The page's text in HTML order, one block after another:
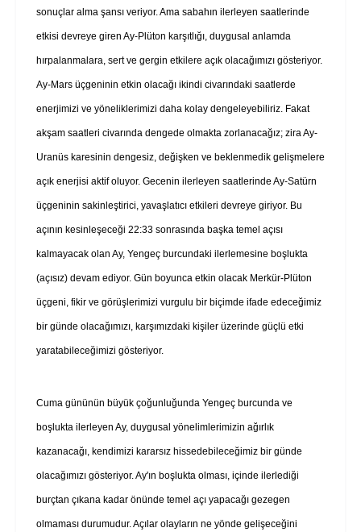
sonuçlar alma şansı veriyor. Ama sabahın ilerleyen saatlerinde
etkisi devreye giren Ay-Plüton karşıtlığı, duygusal anlamda
hırpalanmalara, sert ve gergin etkilere açık olacağımızı gösteriyor.
Ay-Mars üçgeninin etkin olacağı ikindi civarındaki saatlerde
enerjimizi ve yöneliklerimizi daha kolay dengeleyebiliriz. Fakat
akşam saatleri civarında dengede olmakta zorlanacağız; zira Ay-
Uranüs karesinin dengesiz, değişken ve beklenmedik gelişmelere
açık enerjisi aktif oluyor. Gecenin ilerleyen saatlerinde Ay-Satürn
üçgeninin sakinleştirici, yavaşlatıcı etkileri devreye giriyor. Bu
açının kesinleşeceği 22:33 sonrasında başka temel açısı
kalmayacak olan Ay, Yengeç burcundaki ilerlemesine boşlukta
(açısız) devam ediyor. Gün boyunca etkin olacak Merkür-Plüton
üçgeni, fikir ve görüşlerimizi vurgulu bir biçimde ifade edeceğimiz
bir günde olacağımızı, karşımızdaki kişiler üzerinde güçlü etki
yaratabileceğimizi gösteriyor.
Cuma gününün büyük çoğunluğunda Yengeç burcunda ve
boşlukta ilerleyen Ay, duygusal yönelimlerimizin ağırlık
kazanacağı, kendimizi kararsız hissedebileceğimiz bir günde
olacağımızı gösteriyor. Ay'ın boşlukta olması, içinde ilerlediği
burçtan çıkana kadar önünde temel açı yapacağı gezegen
olmaması durumudur. Açılar olayların ne yönde gelişeceğini